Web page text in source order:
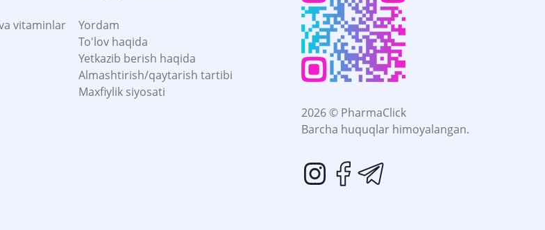
vitaminlar
Yordam
To'lov haqida
Yetkazib berish haqida
Almashtirish/qaytarish tartibi
Maxfiylik siyosati
2026 © PharmaClick
Barcha huquqlar himoyalangan.